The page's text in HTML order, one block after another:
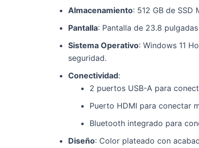
Almacenamiento: 512 GB de
Pantalla: Pantalla de 23.8
Sistema Operativo: Windows 11
seguridad.
Conectividad:
2 puertos USB-A para
Puerto HDMI para conectar
Bluetooth integrado para
Diseño: Color plateado con